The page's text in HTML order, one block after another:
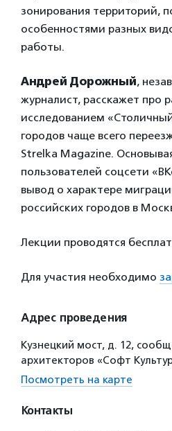
зонирования территорий,
особенностями разных
работы.
Андрей Дорожный,
журналист, расскажет про
исследованием
городов чаще всего
Strelka Magazine.
пользователей соцсети
вывод о характере
российских городов в
Лекции проводятся
Для участия необходимо
Адрес проведения
Кузнецкий мост, д. 12,
архитекторов «Софт
Посмотреть на карте
Контакты